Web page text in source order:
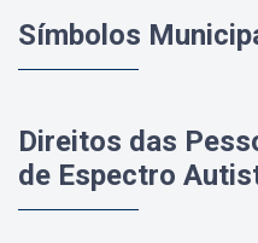
Símbolos
Direitos das
de Espectro